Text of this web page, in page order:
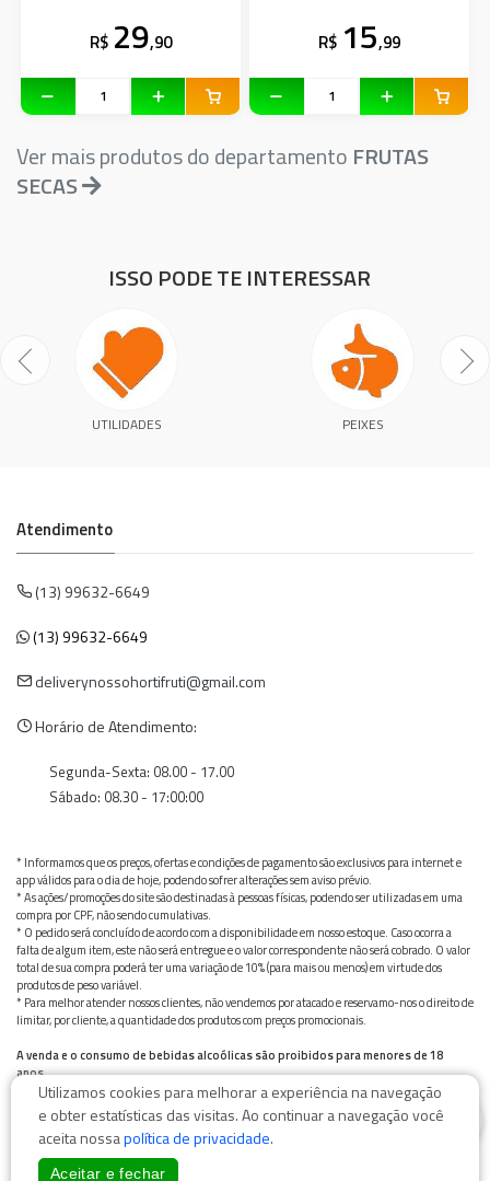
R$ 29,90 R$ 15,99
Ver mais produtos do departamento FRUTAS
SECAS
ISSO PODE TE INTERESSAR
UTILIDADES PEIXES
Atendimento
(13) 99632-6649
(13) 99632-6649
deliverynossohortifruti@gmail.com
Horário de Atendimento:
Segunda-Sexta: 08.00 - 17.00
Sábado: 08.30 - 17:00:00
* Informamos que os preços, ofertas e condições de pagamento são exclusivos para internet e
app válidos para o dia de hoje, podendo sofrer alterações sem aviso prévio.
* As ações/promoções do site são destinadas à pessoas físicas, podendo ser utilizadas em uma
compra por CPF, não sendo cumulativas.
* O pedido será concluído de acordo com a disponibilidade em nosso estoque. Caso ocorra a
falta de algum item, este não será entregue e o valor correspondente não será cobrado. O valor
total de sua compra poderá ter uma variação de 10% (para mais ou menos) em virtude dos
produtos de peso variável.
* Para melhor atender nossos clientes, não vendemos por atacado e reservamo-nos o direito de
limitar, por cliente, a quantidade dos produtos com preços promocionais.
A venda e o consumo de bebidas alcoólicas são proibidos para menores de 18
anos.
Bebida alcoólica pode causar dependência química e, em excesso, provoca graves males à saúde.
Beba com moderação
Utilizamos cookies para melhorar a experiência na navegação
e obter estatísticas das visitas. Ao continuar a navegação você
aceita nossapolítica de privacidade.
Aceitar e fechar